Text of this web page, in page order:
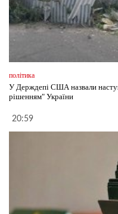
політика
У Держдепі США назвали
рішенням" України
20:59